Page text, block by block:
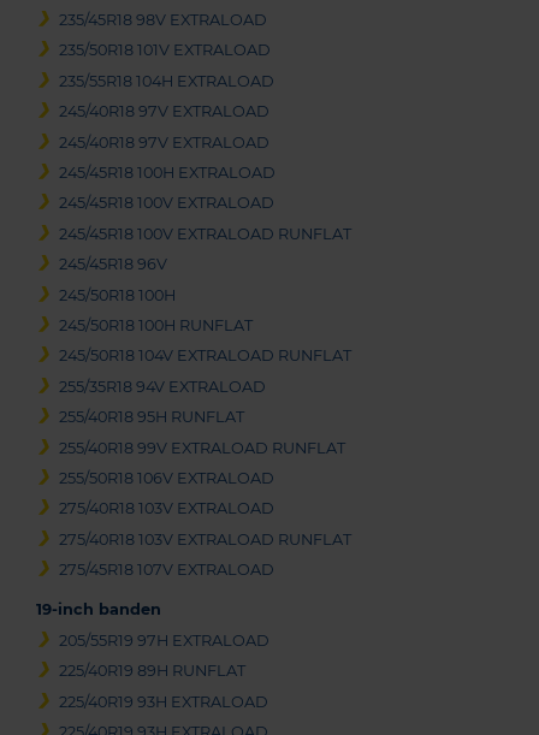
235/45R18 98V EXTRALOAD
235/50R18 101V EXTRALOAD
235/55R18 104H EXTRALOAD
245/40R18 97V EXTRALOAD
245/40R18 97V EXTRALOAD
245/45R18 100H EXTRALOAD
245/45R18 100V EXTRALOAD
245/45R18 100V EXTRALOAD RUNFLAT
245/45R18 96V
245/50R18 100H
245/50R18 100H RUNFLAT
245/50R18 104V EXTRALOAD RUNFLAT
255/35R18 94V EXTRALOAD
255/40R18 95H RUNFLAT
255/40R18 99V EXTRALOAD RUNFLAT
255/50R18 106V EXTRALOAD
275/40R18 103V EXTRALOAD
275/40R18 103V EXTRALOAD RUNFLAT
275/45R18 107V EXTRALOAD
19-inch banden
205/55R19 97H EXTRALOAD
225/40R19 89H RUNFLAT
225/40R19 93H EXTRALOAD